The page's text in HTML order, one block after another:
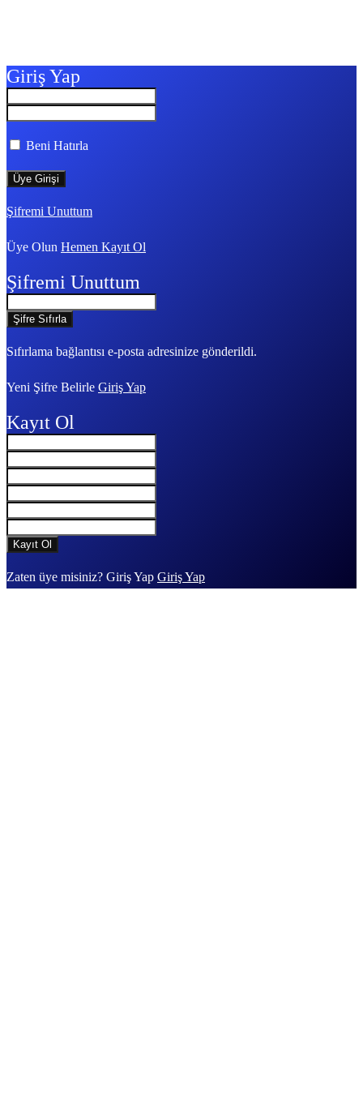
Giriş Yap
Beni Hatırla
Şifremi Unuttum
Üye Olun Hemen Kayıt Ol
Şifremi Unuttum
Sıfırlama bağlantısı e-posta adresinize gönderildi.
Yeni Şifre Belirle Giriş Yap
Kayıt Ol
Zaten üye misiniz? Giriş Yap Giriş Yap